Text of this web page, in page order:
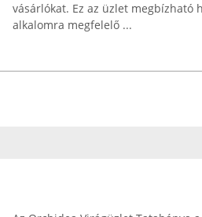
vásárlókat. Ez az üzlet megbízható
alkalomra megfelelő ...